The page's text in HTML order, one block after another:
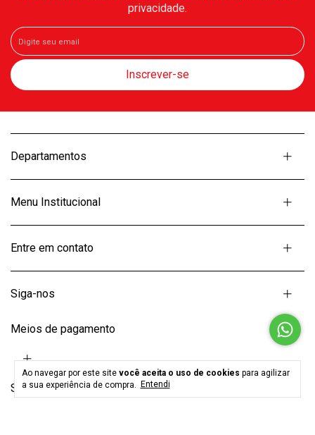
Ao navegar por este site você aceita o uso de cookies para agilizar
a sua experiência de compra.
Entendi
privacidade.
Departamentos
Menu Institucional
Entre em contato
Siga-nos
Meios de pagamento
Selos